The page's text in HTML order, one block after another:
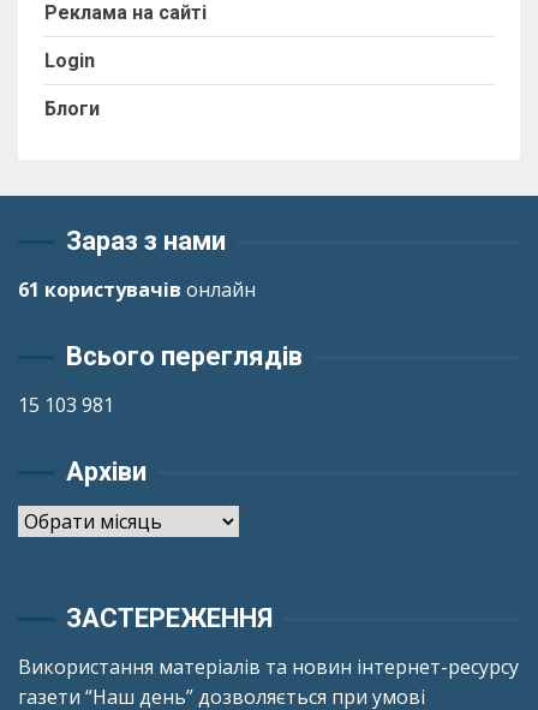
Реклама на сайті
Login
Блоги
Зараз з нами
61 користувачів онлайн
Всього переглядів
15 103 981
Архіви
Архіви
ЗАСТЕРЕЖЕННЯ
Використання матеріалів та новин інтернет-ресурсу
газети “Наш день” дозволяється при умові